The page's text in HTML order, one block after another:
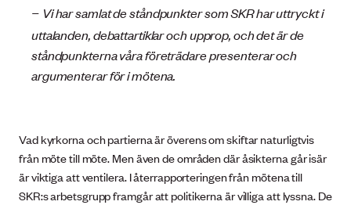
– Vi har samlat de ståndpunkter som SKR har uttryckt i
uttalanden, debattartiklar och upprop, och det är de
ståndpunkterna våra företrädare presenterar och
argumenterar för i mötena.
Vad kyrkorna och partierna är överens om skiftar naturligtvis
från möte till möte. Men även de områden där åsikterna går isär
är viktiga att ventilera. I återrapporteringen från mötena till
SKR:s arbetsgrupp framgår att politikerna är villiga att lyssna. De